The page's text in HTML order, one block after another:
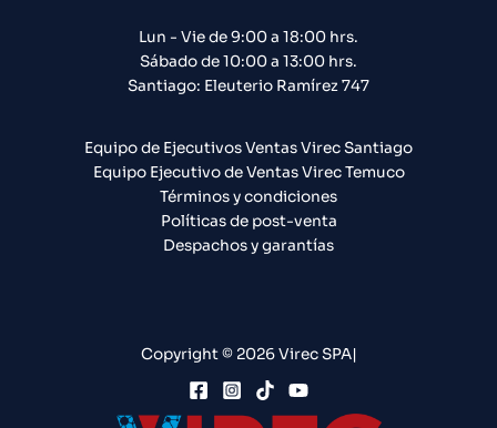
Lun - Vie de 9:00 a 18:00 hrs.
Sábado de 10:00 a 13:00 hrs.
Santiago: Eleuterio Ramírez 747​
Equipo de Ejecutivos Ventas Virec Santiago
Equipo Ejecutivo de Ventas Virec Temuco
Términos y condiciones
Políticas de post-venta
Despachos y garantías
Copyright © 2026 Virec SPA|